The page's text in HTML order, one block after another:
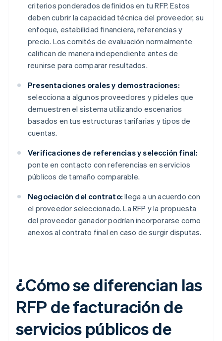
criterios ponderados definidos en tu RFP. Estos
deben cubrir la capacidad técnica del proveedor, su
enfoque, estabilidad financiera, referencias y
precio. Los comités de evaluación normalmente
califican de manera independiente antes de
reunirse para comparar resultados.
Presentaciones orales y demostraciones:
selecciona a algunos proveedores y pídeles que
demuestren el sistema utilizando escenarios
basados en tus estructuras tarifarias y tipos de
cuentas.
Verificaciones de referencias y selección final:
ponte en contacto con referencias en servicios
públicos de tamaño comparable.
Negociación del contrato: llega a un acuerdo con
el proveedor seleccionado. La RFP y la propuesta
del proveedor ganador podrían incorporarse como
anexos al contrato final en caso de surgir disputas.
¿Cómo se diferencian las
RFP de facturación de
servicios públicos de